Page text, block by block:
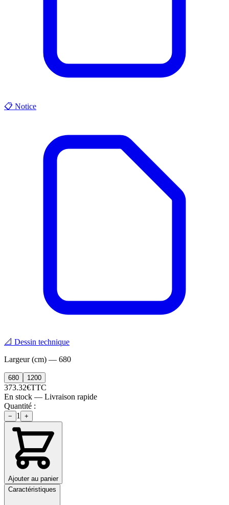
📋 Notice
📐 Dessin technique
Largeur (cm) — 680
680 1200
373.32€TTC
En stock — Livraison rapide
Quantité :
− 1 +
Ajouter au panier
Caractéristiques